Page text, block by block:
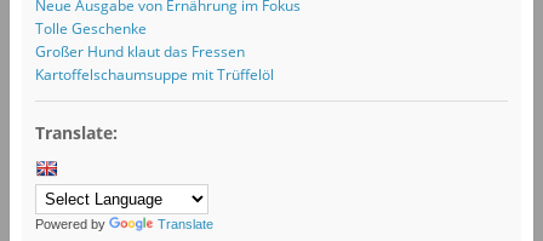
Neue Ausgabe von Ernährung im Fokus
Tolle Geschenke
Großer Hund klaut das Fressen
Kartoffelschaumsuppe mit Trüffelöl
Translate:
Powered by Translate